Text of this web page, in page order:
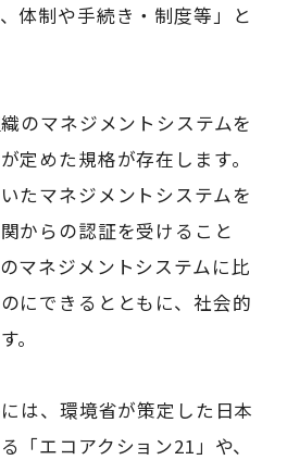
体制や手続き・制度等」と
のマネジメントシステムを
定めた規格が存在します。
たマネジメントシステムを
からの認証を受けること
マネジメントシステムに比
にできるとともに、社会的
。
は、環境省が策定した日本
「エコアクション21」や、